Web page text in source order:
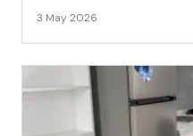
3 May 2026